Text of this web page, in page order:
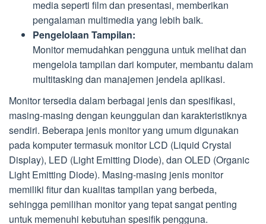
media seperti film dan presentasi, memberikan
pengalaman multimedia yang lebih baik.
Pengelolaan Tampilan:
Monitor memudahkan pengguna untuk melihat dan
mengelola tampilan dari komputer, membantu dalam
multitasking dan manajemen jendela aplikasi.
Monitor tersedia dalam berbagai jenis dan spesifikasi,
masing-masing dengan keunggulan dan karakteristiknya
sendiri. Beberapa jenis monitor yang umum digunakan
pada komputer termasuk monitor LCD (Liquid Crystal
Display), LED (Light Emitting Diode), dan OLED (Organic
Light Emitting Diode). Masing-masing jenis monitor
memiliki fitur dan kualitas tampilan yang berbeda,
sehingga pemilihan monitor yang tepat sangat penting
untuk memenuhi kebutuhan spesifik pengguna.